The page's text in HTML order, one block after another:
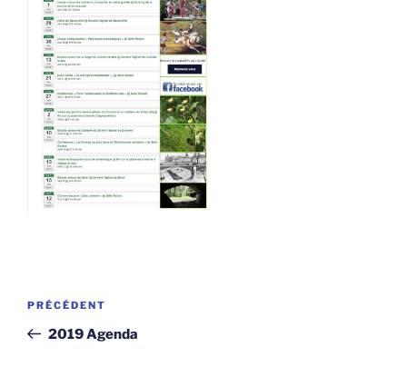
Navigation
l’article
Article
précédent
PRÉCÉDENT
2019 Agenda